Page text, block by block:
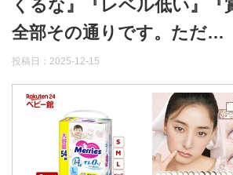
くるな』『レベル低い』『
全部その通りです。ただ…
投稿日： 2025-12-15